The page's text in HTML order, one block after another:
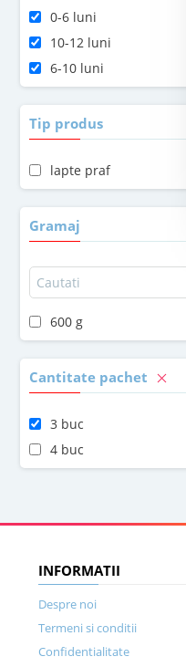
0-6 luni
10-12 luni
6-10 luni
Tip produs
lapte praf
Gramaj
600 g
Cantitate pachet
3 buc
4 buc
INFORMATII
Despre noi
Termeni si conditii
Confidentialitate